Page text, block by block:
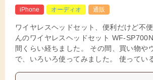
iPhone
オーディオ 通販
ワイヤレスヘッドセット、便利だけど不
んのワイヤレスヘッドセット WF-
間くらい経ちました。 その間、買い物や
で、いろいろ使ってみました。 使ってい